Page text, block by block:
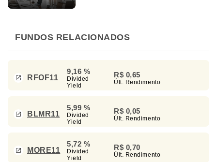
FUNDOS RELACIONADOS
RFOF11
9,16 %
Divided
Yield
R$ 0,65
Últ. Rendimento
BLMR11
5,99 %
Divided
Yield
R$ 0,05
Últ. Rendimento
MORE11
5,72 %
Divided
Yield
R$ 0,70
Últ. Rendimento